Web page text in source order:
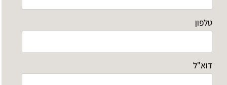
טלפון
דוא"ל